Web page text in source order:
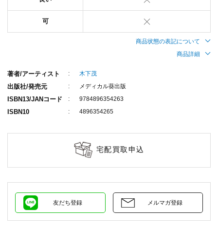
可
商品状態の表記について
商品詳細
著者/アーティスト 木下茂
出版社/発売元 メディカル葵出版
ISBN13/JANコード 9784896354263
ISBN10 4896354265
宅配買取申込
友だち登録 メルマガ登録